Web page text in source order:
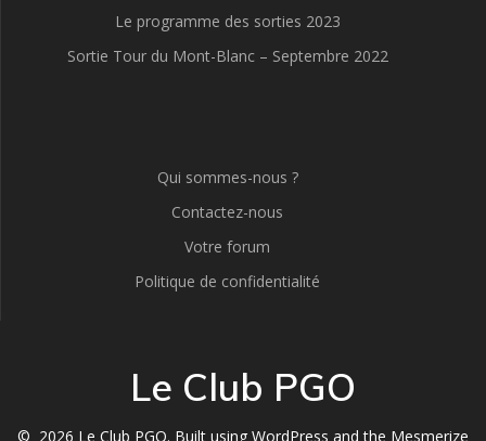
Le programme des sorties 2023
Sortie Tour du Mont-Blanc – Septembre 2022
Qui sommes-nous ?
Contactez-nous
Votre forum
Politique de confidentialité
Le Club PGO
© 2026 Le Club PGO. Built using WordPress and the Mesmerize